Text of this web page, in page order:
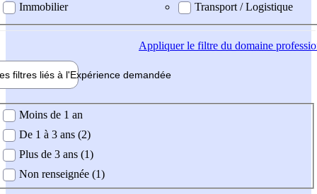
Immobilier
Transport / Logistique
Appliquerle filtre du domaine
filtres liés à l'Expérience demandée
demandée
Moins de 1 an
De 1 à 3 ans (2)
Plus de 3 ans (1)
Non renseignée (1)